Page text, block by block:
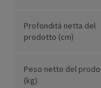
Profondità netta del
prodotto (cm)
Peso netto del
(kg)